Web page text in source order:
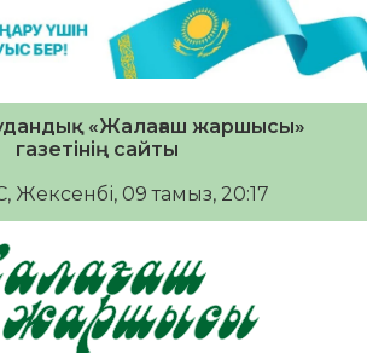
«Жалағаш жаршысы»
газетінің сайты
, Жексенбі, 09 тамыз, 20:17